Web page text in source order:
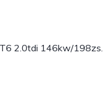
2.0tdi 146kw/198zs.